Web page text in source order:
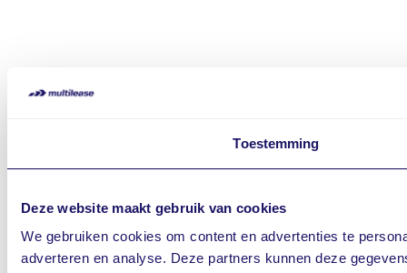
Toestemming
Deze website maakt gebruik van cookies
We gebruiken cookies om content en advertenties te
adverteren en analyse. Deze partners kunnen deze